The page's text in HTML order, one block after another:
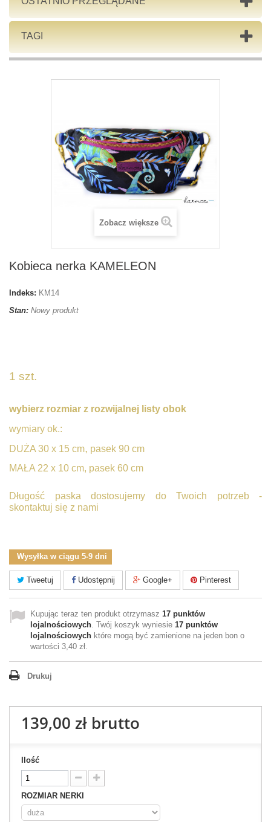
TAGI
Zobacz większe
Kobieca nerka KAMELEON
Indeks: KM14
Stan: Nowy produkt
1 szt.
wybierz rozmiar z rozwijalnej listy obok
wymiary ok.:
DUŻA 30 x 15 cm, pasek 90 cm
MAŁA 22 x 10 cm, pasek 60 cm
Długość paska dostosujemy do Twoich potrzeb -
skontaktuj się z nami
Wysyłka w ciągu 5-9 dni
Tweetuj Udostępnij Google+ Pinterest
Kupując teraz ten produkt otrzymasz 17 punktów
lojalnościowych. Twój koszyk wyniesie 17 punktów
lojalnościowych które mogą być zamienione na jeden bon o
wartości 3,40 zł.
Drukuj
139,00 zł brutto
Ilość
ROZMIAR NERKI